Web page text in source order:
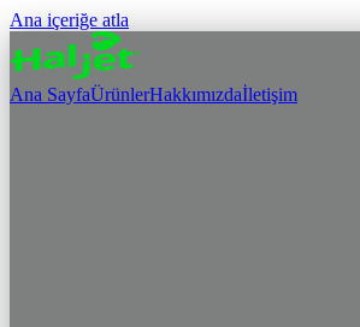
Ana içeriğe atla
Ana SayfaÜrünlerHakkımızdaİletişim